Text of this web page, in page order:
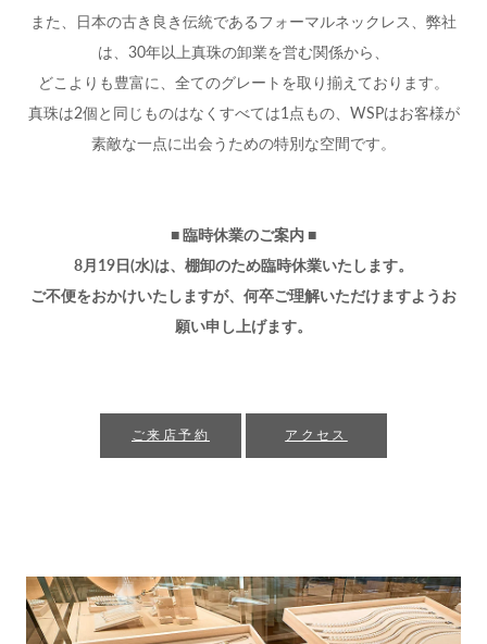
また、日本の古き良き伝統であるフォーマルネックレス、弊社
は、30年以上真珠の卸業を営む関係から、
どこよりも豊富に、全てのグレートを取り揃えております。
真珠は2個と同じものはなくすべては1点もの、WSPはお客様が
素敵な一点に出会うための特別な空間です。
■ 臨時休業のご案内 ■
8月19日(水)は、棚卸のため臨時休業いたします。
ご不便をおかけいたしますが、何卒ご理解いただけますようお
願い申し上げます。
ご来店予約 アクセス